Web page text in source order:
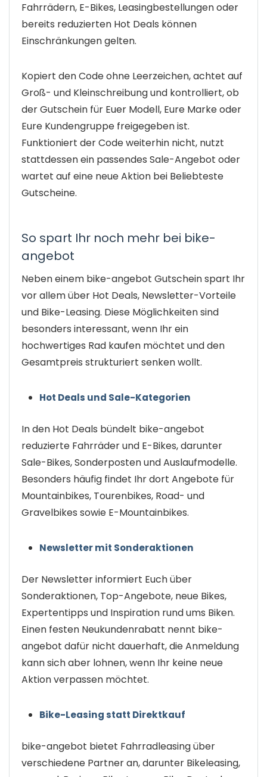
Fahrrädern, E-Bikes, Leasingbestellungen oder
bereits reduzierten Hot Deals können
Einschränkungen gelten.
Kopiert den Code ohne Leerzeichen, achtet auf
Groß- und Kleinschreibung und kontrolliert, ob
der Gutschein für Euer Modell, Eure Marke oder
Eure Kundengruppe freigegeben ist.
Funktioniert der Code weiterhin nicht, nutzt
stattdessen ein passendes Sale-Angebot oder
wartet auf eine neue Aktion bei Beliebteste
Gutscheine.
So spart Ihr noch mehr bei bike-
angebot
Neben einem bike-angebot Gutschein spart Ihr
vor allem über Hot Deals, Newsletter-Vorteile
und Bike-Leasing. Diese Möglichkeiten sind
besonders interessant, wenn Ihr ein
hochwertiges Rad kaufen möchtet und den
Gesamtpreis strukturiert senken wollt.
Hot Deals und Sale-Kategorien
In den Hot Deals bündelt bike-angebot
reduzierte Fahrräder und E-Bikes, darunter
Sale-Bikes, Sonderposten und Auslaufmodelle.
Besonders häufig findet Ihr dort Angebote für
Mountainbikes, Tourenbikes, Road- und
Gravelbikes sowie E-Mountainbikes.
Newsletter mit Sonderaktionen
Der Newsletter informiert Euch über
Sonderaktionen, Top-Angebote, neue Bikes,
Expertentipps und Inspiration rund ums Biken.
Einen festen Neukundenrabatt nennt bike-
angebot dafür nicht dauerhaft, die Anmeldung
kann sich aber lohnen, wenn Ihr keine neue
Aktion verpassen möchtet.
Bike-Leasing statt Direktkauf
bike-angebot bietet Fahrradleasing über
verschiedene Partner an, darunter Bikeleasing,